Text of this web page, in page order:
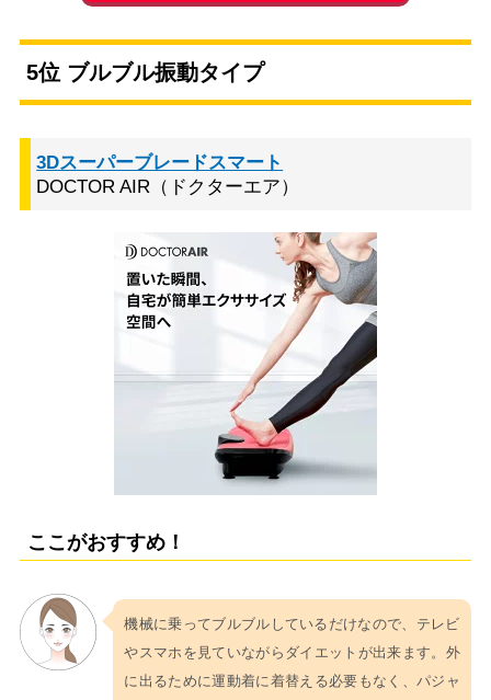
5位 ブルブル振動タイプ
3Dスーパーブレードスマート
DOCTOR AIR（ドクターエア）
ここがおすすめ！
機械に乗ってブルブルしているだけなので、テレビ
やスマホを見ていながらダイエットが出来ます。外
に出るために運動着に着替える必要もなく、パジャ